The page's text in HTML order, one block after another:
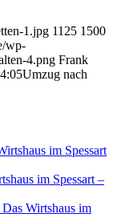
1.jpg 1125 1500
wp-
4.png Frank
Umzug nach
im Spessart
im Spessart –
Wirtshaus im